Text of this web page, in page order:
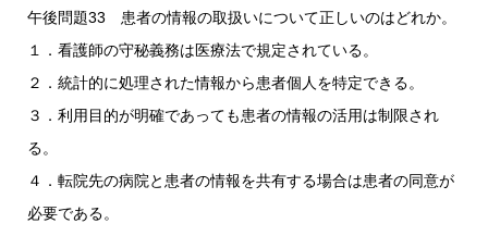
午後問題33 患者の情報の取扱いについて正しいのはどれか。
１．看護師の守秘義務は医療法で規定されている。
２．統計的に処理された情報から患者個人を特定できる。
３．利用目的が明確であっても患者の情報の活用は制限され
る。
４．転院先の病院と患者の情報を共有する場合は患者の同意が
必要である。